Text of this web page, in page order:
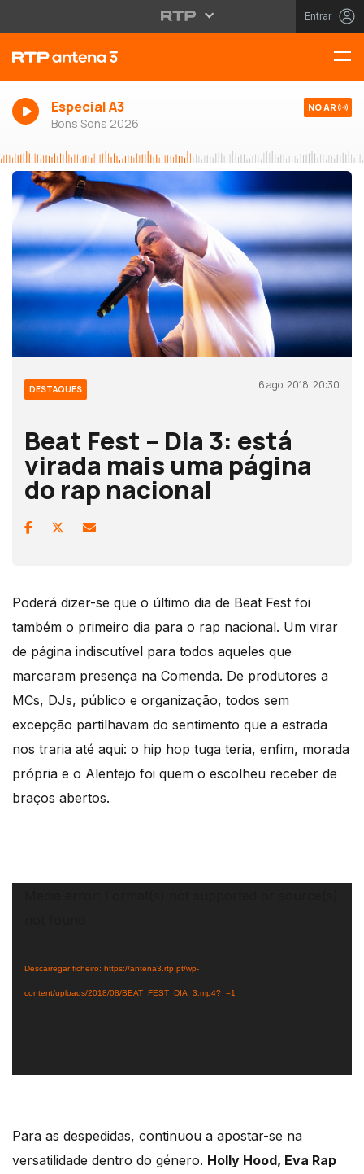
Entrar
Especial A3
Bons Sons 2026
NO AR
DESTAQUES 6 ago, 2018, 20:30
Beat Fest – Dia 3: está
virada mais uma página
do rap nacional
Poderá dizer-se que o último dia de Beat Fest foi
também o primeiro dia para o rap nacional. Um virar
de página indiscutível para todos aqueles que
marcaram presença na Comenda. De produtores a
MCs, DJs, público e organização, todos sem
excepção partilhavam do sentimento que a estrada
nos traria até aqui: o hip hop tuga teria, enfim, morada
própria e o Alentejo foi quem o escolheu receber de
braços abertos.
Descarregar ficheiro: https://antena3.rtp.pt/wp-
content/uploads/2018/08/BEAT_FEST_DIA_3.mp4?_=1
Para as despedidas, continuou a apostar-se na
versatilidade dentro do género. Holly Hood, Eva Rap